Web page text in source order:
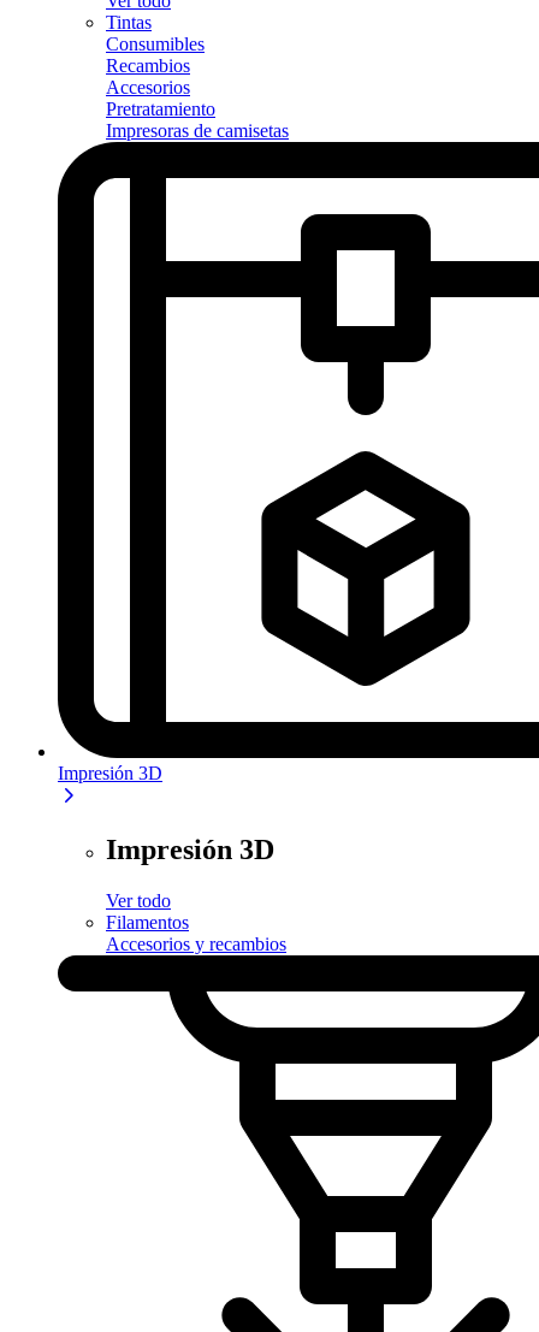
Tintas
Consumibles
Recambios
Accesorios
Pretratamiento
Impresoras de camisetas
Impresión 3D
Impresión 3D
Ver todo
Filamentos
Accesorios y recambios